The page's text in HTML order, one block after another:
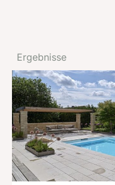
Ergebnisse